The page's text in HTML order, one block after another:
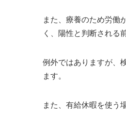
また、療養のため労働
く、陽性と判断される
例外ではありますが、
ます。
また、有給休暇を使う